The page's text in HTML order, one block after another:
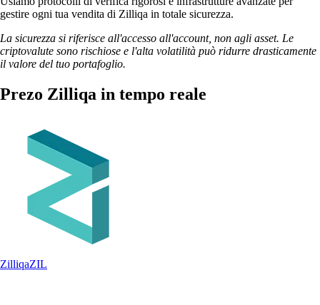
gestire ogni tua vendita di Zilliqa in totale sicurezza.
La sicurezza si riferisce all'accesso all'account, non agli asset. Le
criptovalute sono rischiose e l'alta volatilità può ridurre drasticamente
il valore del tuo portafoglio.
Prezo Zilliqa in tempo reale
ZilliqaZIL